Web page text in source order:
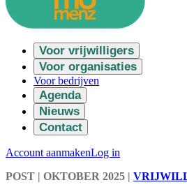
Voor vrijwilligers
Voor organisaties
Voor bedrijven
Agenda
Nieuws
Contact
Account aanmakenLog in
POST | OKTOBER 2025 |